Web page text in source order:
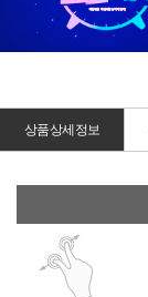
상품상세정보